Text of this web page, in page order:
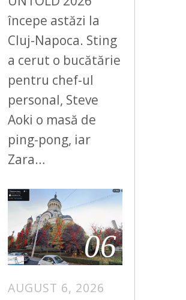
începe astăzi la
Cluj-Napoca. Sting
a cerut o bucătărie
pentru chef-ul
personal, Steve
Aoki o masă de
ping-pong, iar
Zara…
06
AUGUST 6, 2026